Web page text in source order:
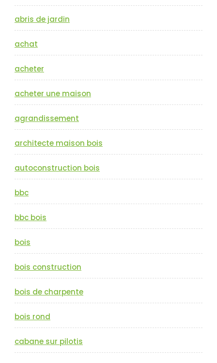
abris de jardin
achat
acheter
acheter une maison
agrandissement
architecte maison bois
autoconstruction bois
bbc
bbc bois
bois
bois construction
bois de charpente
bois rond
cabane sur pilotis